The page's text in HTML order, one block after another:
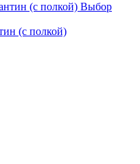
Выбор
(с полкой)